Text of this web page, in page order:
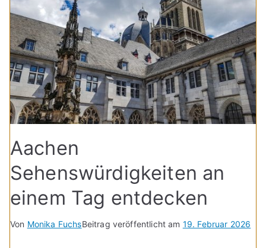
Aachen
Sehenswürdigkeiten an
einem Tag entdecken
Von Monika FuchsBeitrag veröffentlicht am 19. Februar 2026